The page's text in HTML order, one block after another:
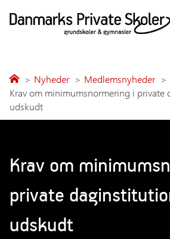
Nyheder
Medlemsnyheder
Krav om minimumsnormering i private
udskudt
Krav om
private
udskudt